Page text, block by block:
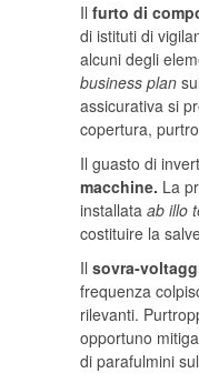
Il furto di
di istituti di
alcuni degli
business plan
assicurativa si
copertura,
Il guasto di
macchine. La
installata ab illo
costituire la
Il sovra-
frequenza
rilevanti.
opportuno
di parafulmini